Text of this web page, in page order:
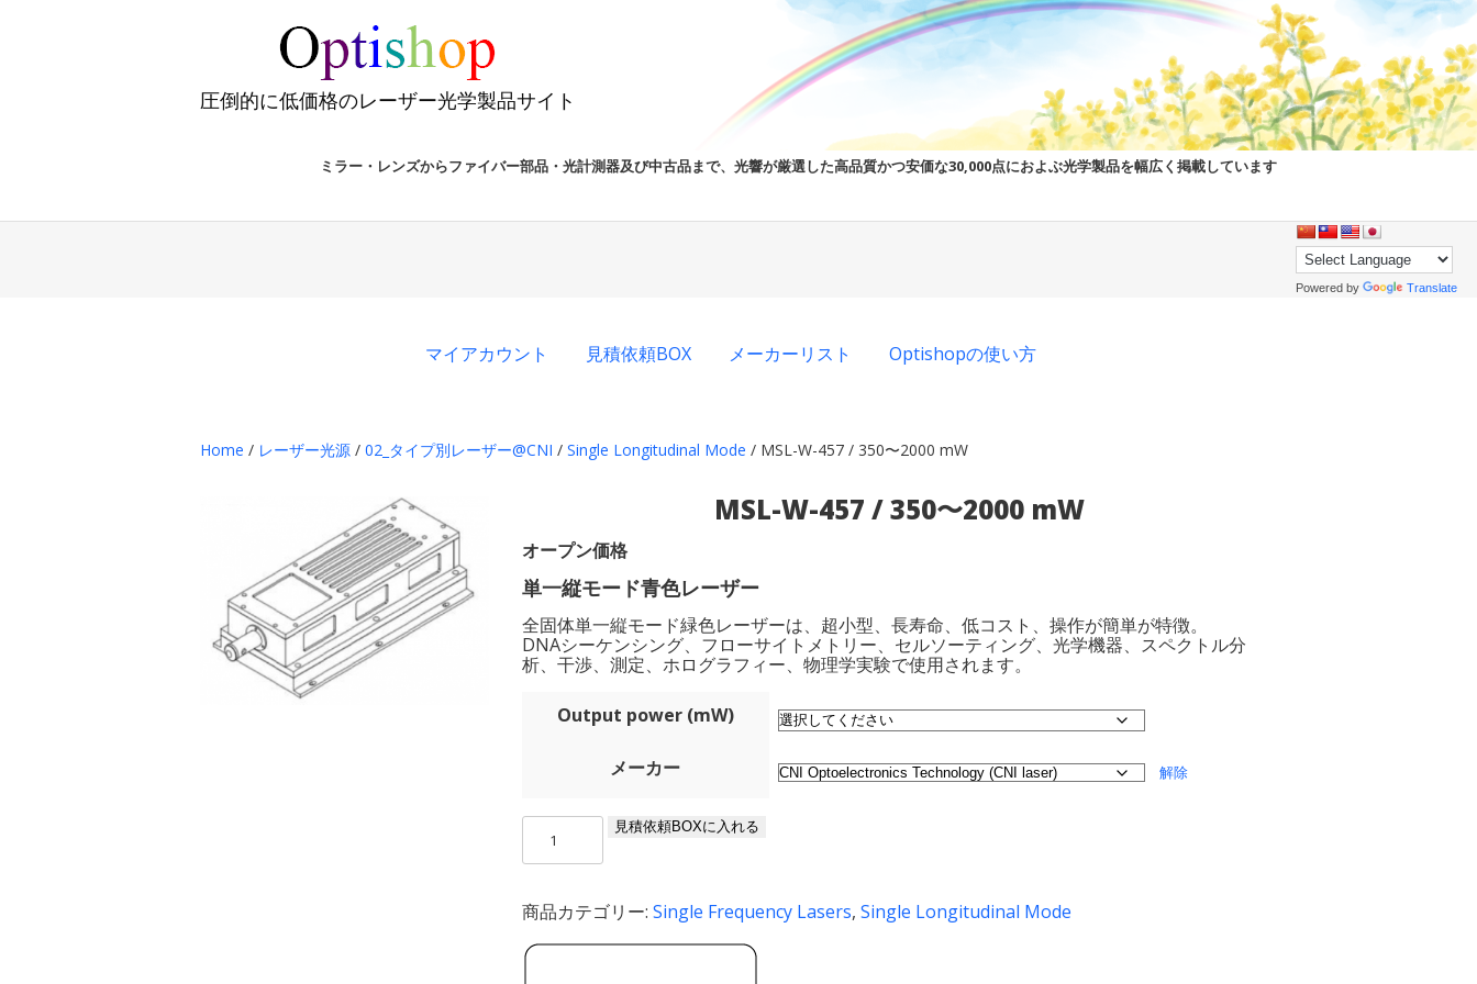
圧倒的に低価格のレーザー光学製品サイト
ミラー・レンズからファイバー部品・光計測器及び中古品まで、光響が厳選した高品質かつ安価な30,000点におよぶ光学製品を幅広く掲載しています
Powered by Translate
マイアカウント 見積依頼BOX メーカーリスト Optishopの使い方
Home / レーザー光源 / 02_タイプ別レーザー@CNI / Single Longitudinal Mode / MSL-W-457 / 350〜2000 mW
MSL-W-457 / 350〜2000 mW
オープン価格
単一縦モード青色レーザー
全固体単一縦モード緑色レーザーは、超小型、長寿命、低コスト、操作が簡単が特徴。
DNAシーケンシング、フローサイトメトリー、セルソーティング、光学機器、スペクトル分
析、干渉、測定、ホログラフィー、物理学実験で使用されます。
Output power (mW)
メーカー 解除
/
350〜
2000
見積依頼BOXに入れる
商品カテゴリー: Single Frequency Lasers, Single Longitudinal Mode